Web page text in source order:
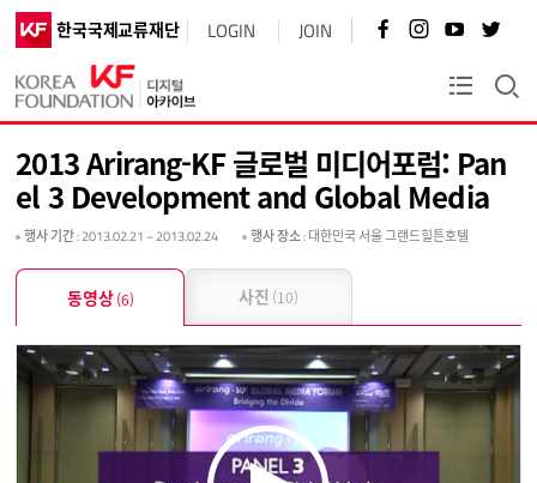
한국국제교류재단 LOGIN JOIN 페
이
로
가
기
인
스
바
로
가
기
유
튜
브
바
가
기
트
터
바
로
가
기
KF플러스
2013 Arirang-KF 글로벌 미디어포럼: Pan
el 3 Development and Global Media
행사 기간: 2013.02.21 ~ 2013.02.24 행사 장소: 대한민국 서울 그랜드힐튼호텔
동영상(6) 사진 (10)